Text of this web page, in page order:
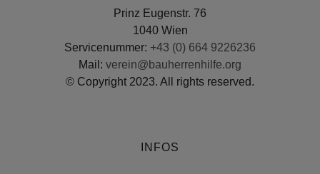
Prinz Eugenstr. 76
1040 Wien
Servicenummer: +43 (0) 664 9226236
Mail: verein@bauherrenhilfe.org
© Copyright 2023. All rights reserved.
INFOS